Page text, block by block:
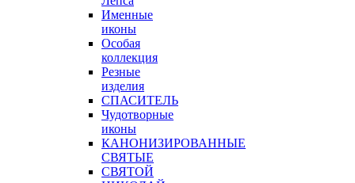
Именные
иконы
Особая
коллекция
Резные
изделия
СПАСИТЕЛЬ
Чудотворные
иконы
КАНОНИЗИРОВАННЫЕ
СВЯТЫЕ
СВЯТОЙ